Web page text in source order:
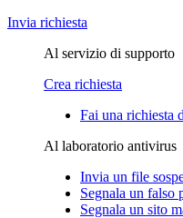
Invia richiesta
Al servizio di supporto
Crea richiesta
Fai una richiesta
Al laboratorio antivirus
Invia un file
Segnala un falso
Segnala un sito